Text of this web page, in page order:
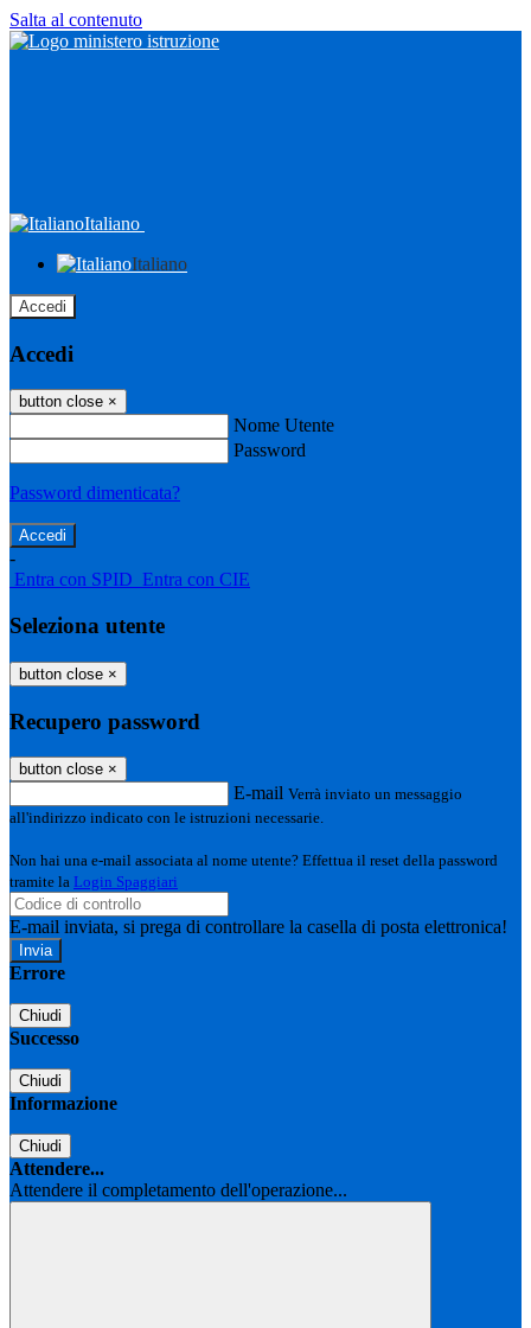
Salta al contenuto
Italiano
Italiano
Accedi
Accedi
button close ×
Nome Utente
Password
Password dimenticata?
-
Entra con SPID Entra con CIE
Seleziona utente
button close ×
Recupero password
button close ×
E-mail Verrà inviato un messaggio
all'indirizzo indicato con le istruzioni necessarie.
Non hai una e-mail associata al nome utente? Effettua il reset della password
tramite la Login Spaggiari
E-mail inviata, si prega di controllare la casella di posta elettronica!
Errore
Chiudi
Successo
Chiudi
Informazione
Chiudi
Attendere...
Attendere il completamento dell'operazione...